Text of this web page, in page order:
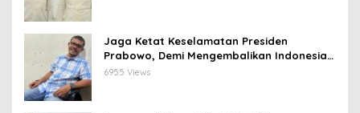
Jaga Ketat Keselamatan Presiden
Prabowo, Demi Mengembalikan Indonesia
Menjadi Macan Asia
6955 Views